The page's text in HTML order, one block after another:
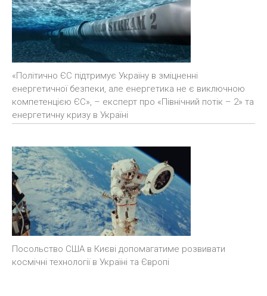
«Політично ЄС підтримує Україну в зміцненні
енергетичної безпеки, але енергетика не є виключною
компетенцією ЄС», – експерт про «Північний потік – 2» та
енергетичну кризу в Україні
Посольство США в Києві допомагатиме розвивати
космічні технології в Україні та Європі